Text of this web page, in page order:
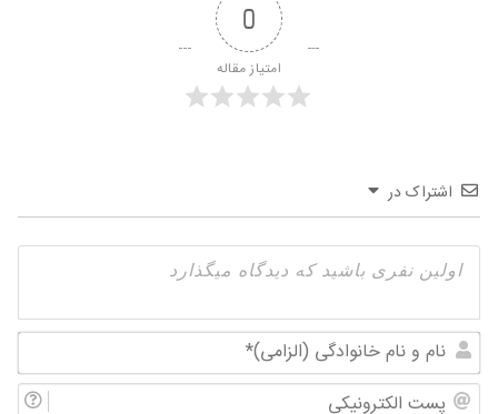
0
امتیاز مقاله
اشتراک در
و